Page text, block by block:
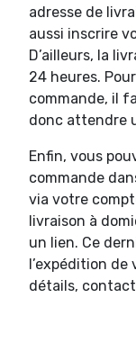
adresse de
aussi inscrire
D’ailleurs, la
24 heures.
commande, il
donc attendre
Enfin, vous
commande
via votre
livraison à
un lien. Ce
l’expédition de
détails,